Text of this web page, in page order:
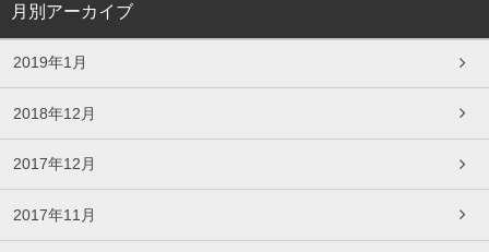
月別アーカイブ
2019年1月
2018年12月
2017年12月
2017年11月